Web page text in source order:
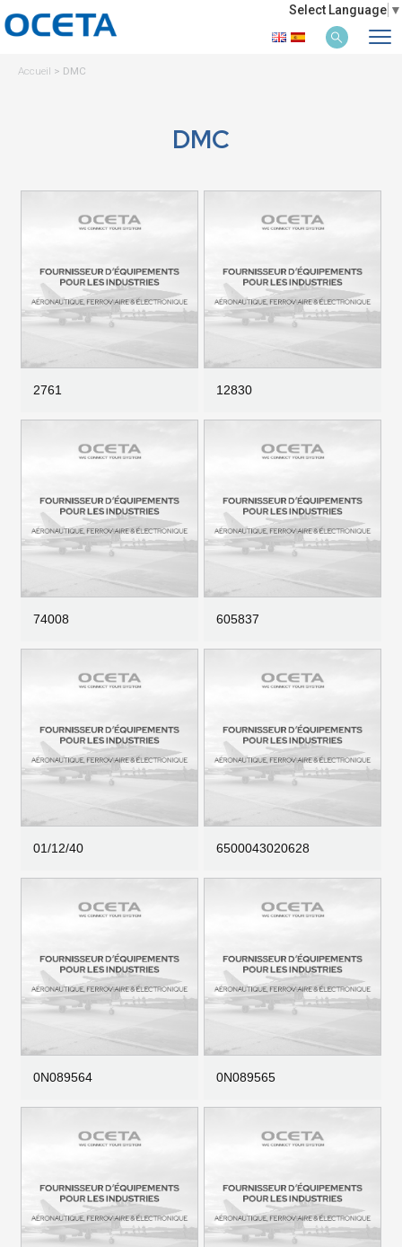
Select Language ▼
Accueil > DMC
DMC
2761 12830
74008 605837
01/12/40 6500043020628
0N089564 0N089565